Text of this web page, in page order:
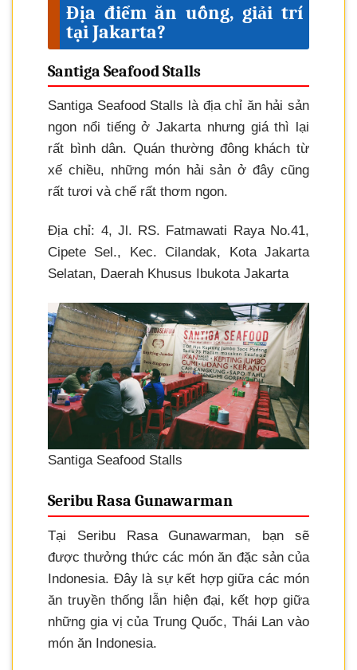
Địa điểm ăn uống, giải trí
tại Jakarta?
Santiga Seafood Stalls
Santiga Seafood Stalls là địa chỉ ăn hải sản
ngon nổi tiếng ở Jakarta nhưng giá thì lại
rất bình dân. Quán thường đông khách từ
xế chiều, những món hải sản ở đây cũng
rất tươi và chế rất thơm ngon.
Địa chỉ: 4, Jl. RS. Fatmawati Raya No.41,
Cipete Sel., Kec. Cilandak, Kota Jakarta
Selatan, Daerah Khusus Ibukota Jakarta
Santiga Seafood Stalls
Seribu Rasa Gunawarman
Tại Seribu Rasa Gunawarman, bạn sẽ
được thưởng thức các món ăn đặc sản của
Indonesia. Đây là sự kết hợp giữa các món
ăn truyền thống lẫn hiện đại, kết hợp giữa
những gia vị của Trung Quốc, Thái Lan vào
món ăn Indonesia.